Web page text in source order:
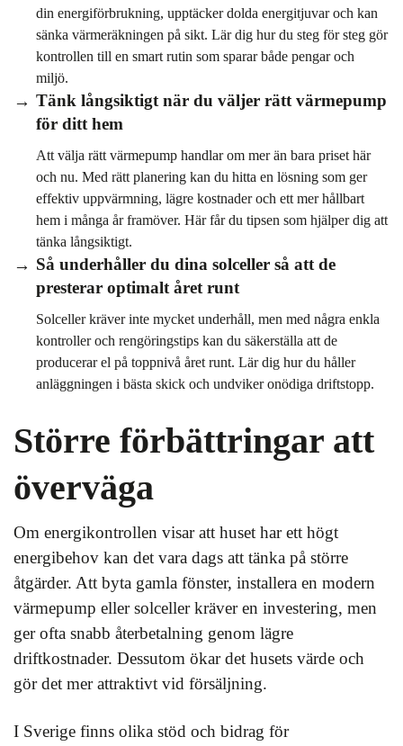
din energiförbrukning, upptäcker dolda energitjuvar och kan
sänka värmeräkningen på sikt. Lär dig hur du steg för steg gör
kontrollen till en smart rutin som sparar både pengar och
miljö.
Tänk långsiktigt när du väljer rätt värmepump
för ditt hem
Att välja rätt värmepump handlar om mer än bara priset här
och nu. Med rätt planering kan du hitta en lösning som ger
effektiv uppvärmning, lägre kostnader och ett mer hållbart
hem i många år framöver. Här får du tipsen som hjälper dig att
tänka långsiktigt.
Så underhåller du dina solceller så att de
presterar optimalt året runt
Solceller kräver inte mycket underhåll, men med några enkla
kontroller och rengöringstips kan du säkerställa att de
producerar el på toppnivå året runt. Lär dig hur du håller
anläggningen i bästa skick och undviker onödiga driftstopp.
Större förbättringar att
överväga
Om energikontrollen visar att huset har ett högt
energibehov kan det vara dags att tänka på större
åtgärder. Att byta gamla fönster, installera en modern
värmepump eller solceller kräver en investering, men
ger ofta snabb återbetalning genom lägre
driftkostnader. Dessutom ökar det husets värde och
gör det mer attraktivt vid försäljning.
I Sverige finns olika stöd och bidrag för